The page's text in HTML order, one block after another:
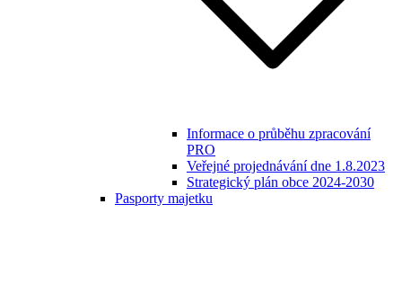
Informace o průběhu zpracování
PRO
Veřejné projednávání dne 1.8.2023
Strategický plán obce 2024-2030
Pasporty majetku